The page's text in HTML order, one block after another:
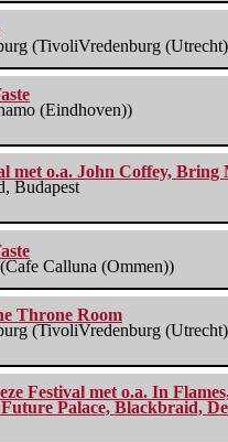
(TivoliVredenburg
(Eindhoven))
met o.a. John Coffey,
Budapest
Calluna (Ommen))
Throne Room
(TivoliVredenburg
Festival met o.a. In
Future Palace, Blackbraid,